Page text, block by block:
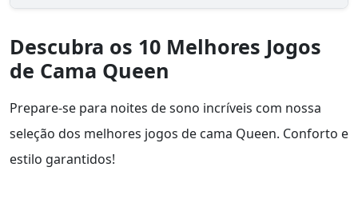
Descubra os 10 Melhores Jogos
de Cama Queen
Prepare-se para noites de sono incríveis com nossa
seleção dos melhores jogos de cama Queen. Conforto e
estilo garantidos!